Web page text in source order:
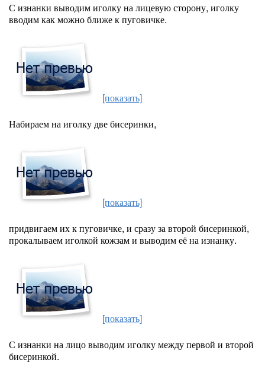
С изнанки выводим иголку на лицевую сторону, иголку
вводим как можно ближе к пуговичке.
[показать]
Набираем на иголку две бисеринки,
[показать]
придвигаем их к пуговичке, и сразу за второй бисеринкой,
прокалываем иголкой кожзам и выводим её на изнанку.
[показать]
С изнанки на лицо выводим иголку между первой и второй
бисеринкой.